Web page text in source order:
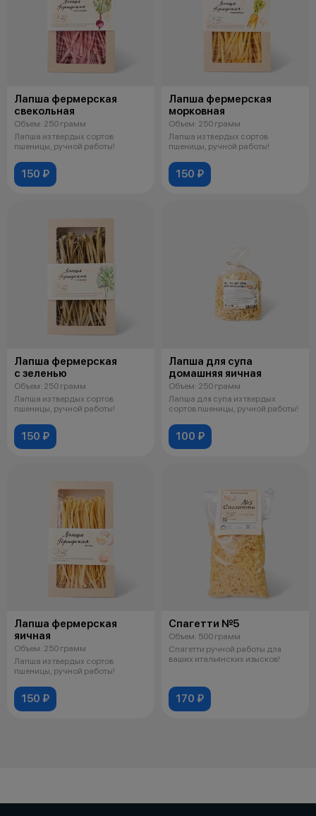
Лапша фермерская
свекольная
Объем: 250 грамм
Лапша из твердых сортов
пшеницы, ручной работы!
150 ₽
Лапша фермерская
морковная
Объем: 250 грамм
Лапша из твердых сортов
пшеницы, ручной работы!
150 ₽
Лапша фермерская
с зеленью
Объем: 250 грамм
Лапша из твердых сортов
пшеницы, ручной работы!
150 ₽
Лапша для супа
домашняя яичная
Объем: 250 грамм
Лапша для супа из твердых
сортов пшеницы, ручной работы!
100 ₽
Лапша фермерская
яичная
Объем: 250 грамм
Лапша из твердых сортов
пшеницы, ручной работы!
150 ₽
Спагетти №5
Объем: 500 грамм
Спагетти ручной работы для
ваших итальянских изысков!
170 ₽